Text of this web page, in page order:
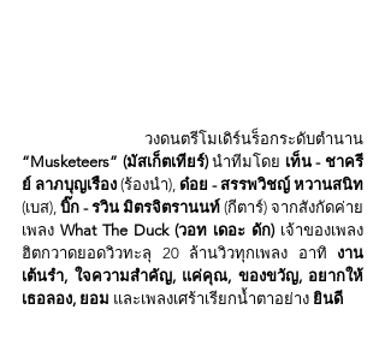
“Musketeers” (มัสเก็ตเทียร์) นำทีมโดย เท็น - ชาครี
ย์ ลาภบุญเรือง (ร้องนำ), ด๋อย - สรรพวิชญ์ หวานสนิท
(เบส), บิ๊ก - รวิน มิตรจิตรานนท์ (กีตาร์) จากสังกัดค่าย
เพลง What The Duck (วอท เดอะ ดัก) เจ้าของเพลง
ฮิตกวาดยอดวิวทะลุ 20 ล้านวิวทุกเพลง
อาทิ งาน
เต้นรำ, ใจความสำคัญ, แค่คุณ, ของขวัญ, อยากให้
เธอลอง, ยอม และเพลงเศร้าเรียกน้ำตาอย่าง ยินดี